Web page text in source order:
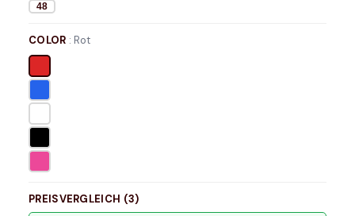
48
COLOR : Rot
PREISVERGLEICH (3)